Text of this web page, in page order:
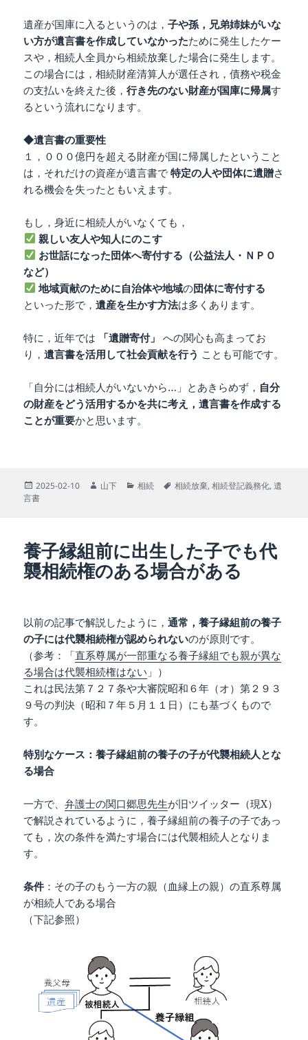
遺産が国庫に入るというのは，子や孫，兄弟姉妹がいな
い方が遺言書を作成していなかったために発生したケー
スや，相続人全員から相続放棄した場合に発生します。
この場合には，相続財産清算人が選任され，債務や税金
の支払いを終えた後，行き先のない財産が国庫に帰属す
るという流れになります。
◆遺言書の重要性
１，０００億円を超える財産が国に帰属したということ
は，それだけの資産が遺言書で特定の人や団体に遺贈さ
れる機会を失ったともいえます。
もし，身近に相続人がいなくても，
親しい友人や知人にのこす
お世話になった団体へ寄付する（公益法人・ＮＰＯ
など）
地域貢献のために自治体や地域の団体に寄付する
といった形で，遺産を生かす方法は多くあります。
特に，近年では 「遺贈寄付」 への関心も高まってお
り，遺言書を活用して社会貢献を行う ことも可能です。
「自分には相続人がいないから…」とあきらめず， 自分
の財産をどう活用するかを共に考え，遺言書を作成する
ことが重要かと思います。
投
稿
2025-02-10
作
山下
カ
相続
タ
相続放棄,相続登記義務化,遺
言書
養子縁組前に出生した子でも代
襲相続権のある場合がある
以前の記事で解説したように，通常，養子縁組前の養子
の子には代襲相続権が認められないのが原則です。
（参考：「直系尊属が一部重なる養子縁組でも親が異な
る場合は代襲相続権はない 」）
これは民法第７２７条や大審院昭和６年（オ）第２９３
９号の判決（昭和７年５月１１日）にも基づくもので
す。
特別なケース：養子縁組前の養子の子が代襲相続人とな
る場合
一方で、弁護士の関口郷思先生が旧ツイッター（現X）
で解説されているように，養子縁組前の養子の子であっ
ても，次の条件を満たす場合には代襲相続人となりま
す。
条件：その子のもう一方の親（血縁上の親）の直系尊属
が相続人である場合
（下記参照）